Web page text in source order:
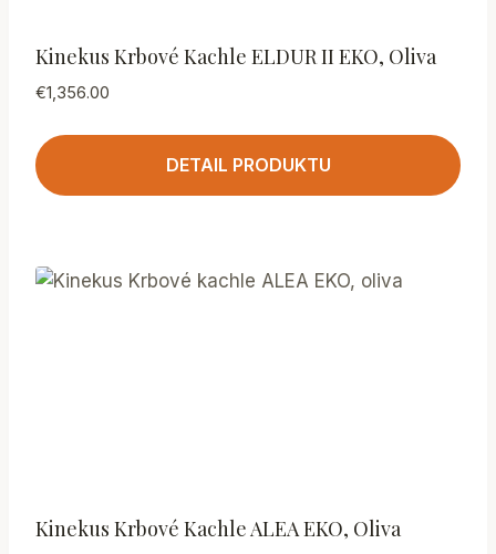
Kinekus Krbové Kachle ELDUR II EKO, Oliva
€1,356.00
DETAIL PRODUKTU
Kinekus Krbové Kachle ALEA EKO, Oliva